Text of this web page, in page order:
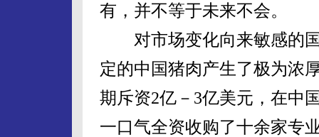
有，并不等于未来不会。
对市场变化向来敏感的国
定的中国猪肉产生了极为浓
期斥资2亿－3亿美元，在中
一口气全资收购了十余家专